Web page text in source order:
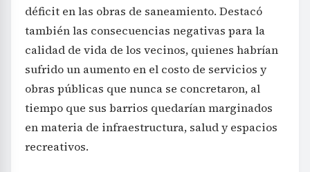
déficit en las obras de saneamiento. Destacó
también las consecuencias negativas para la
calidad de vida de los vecinos, quienes habrían
sufrido un aumento en el costo de servicios y
obras públicas que nunca se concretaron, al
tiempo que sus barrios quedarían marginados
en materia de infraestructura, salud y espacios
recreativos.